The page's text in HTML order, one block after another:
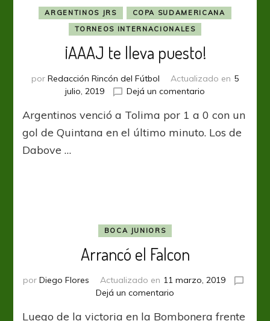
ARGENTINOS JRS
COPA SUDAMERICANA
TORNEOS INTERNACIONALES
¡AAAJ te lleva puesto!
por Redacción Rincón del Fútbol Actualizado en 5
julio, 2019
Dejá un comentario
te
lleva
Argentinos venció a Tolima por 1 a 0 con un
gol de Quintana en el último minuto. Los de
Dabove …
BOCA JUNIORS
Arrancó el Falcon
por Diego Flores Actualizado en 11 marzo, 2019
Dejá un comentario
el
Luego de la victoria en la Bombonera frente